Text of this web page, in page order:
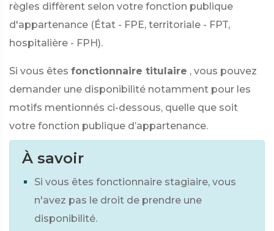
règles diffèrent selon votre fonction publique
d'appartenance (État - FPE, territoriale - FPT,
hospitalière - FPH).
Si vous êtes fonctionnaire titulaire , vous pouvez
demander une disponibilité notamment pour les
motifs mentionnés ci-dessous, quelle que soit
votre fonction publique d’appartenance.
À savoir
Si vous êtes fonctionnaire stagiaire, vous
n'avez pas le droit de prendre une
disponibilité.